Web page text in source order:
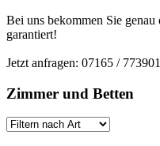
Bei uns bekommen Sie
garantiert!
Jetzt anfragen: 07165 /
Zimmer und Betten